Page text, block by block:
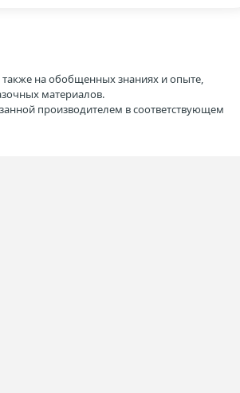
на обобщенных знаниях и опыте,
материалов.
производителем в соответствующем